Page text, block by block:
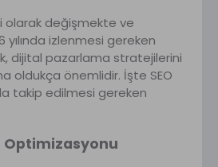
olarak değişmekte ve
yılında izlenmesi gereken
dijital pazarlama stratejilerini
oldukça önemlidir. İşte SEO
takip edilmesi gereken
Optimizasyonu